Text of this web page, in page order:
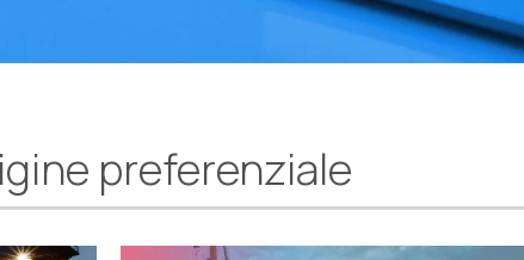
preferenziale